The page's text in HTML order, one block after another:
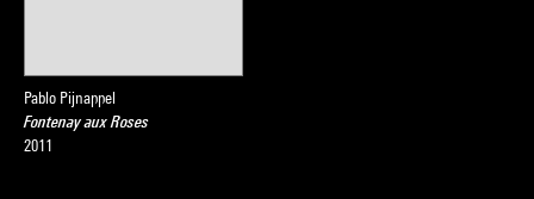
Pablo Pijnappel
Fontenay aux Roses
2011